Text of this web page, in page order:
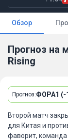
Обзор
Прогноз на
Rising
Прогноз:ФОРА1 (-
Второй матч
для Китая и
фаворит, команда